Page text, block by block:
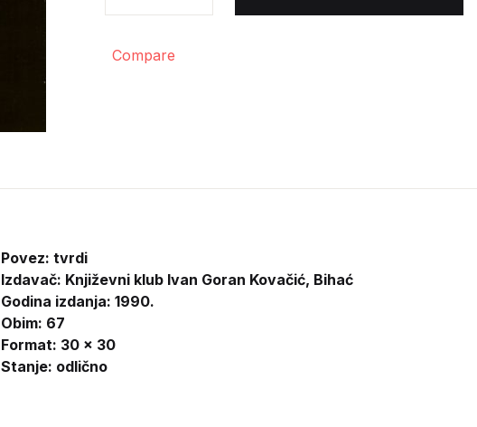
Compare
Povez: tvrdi
Izdavač: Književni klub Ivan Goran Kovačić, Bihać
Godina izdanja: 1990.
Obim: 67
Format: 30 x 30
Stanje: odlično